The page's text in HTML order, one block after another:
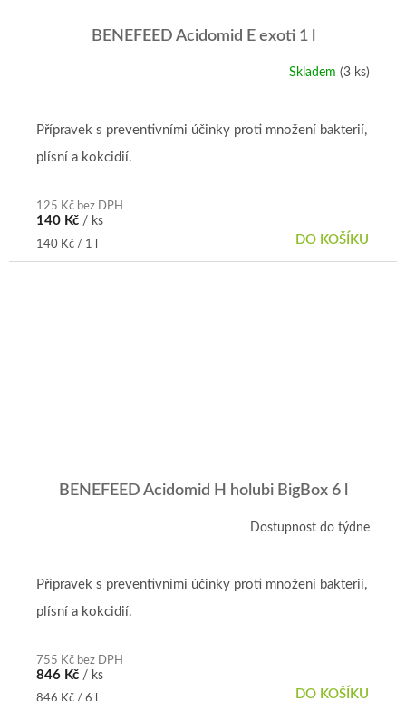
BENEFEED Acidomid E exoti 1 l
Skladem (3 ks)
125 Kč bez DPH
140 Kč / ks
Měrná
cena:
140 Kč / 1 l DO KOŠÍKU
Přípravek s preventivními účinky proti množení bakterií,
plísní a kokcidií.
BENEFEED Acidomid H holubi BigBox 6 l
Dostupnost do týdne
755 Kč bez DPH
846 Kč / ks
Měrná
DO KOŠÍKU
Přípravek s preventivními účinky proti množení bakterií,
plísní a kokcidií.